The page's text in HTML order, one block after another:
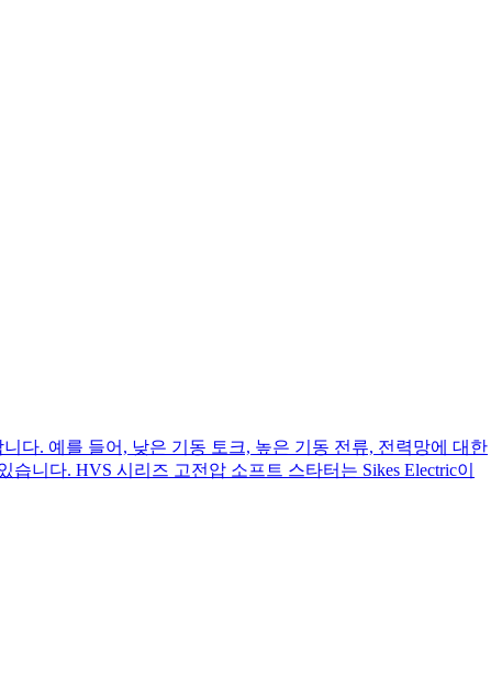
다. 예를 들어, 낮은 기동 토크, 높은 기동 전류, 전력망에 대한
니다. HVS 시리즈 고전압 소프트 스타터는 Sikes Electric이